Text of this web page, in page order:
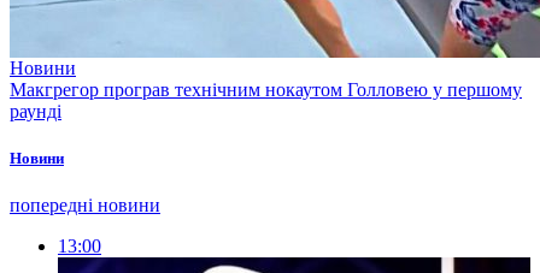
Новини
Макгрегор програв технічним нокаутом Голловею у першому
раунді
Новини
попередні новини
13:00